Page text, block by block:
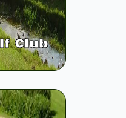
Club